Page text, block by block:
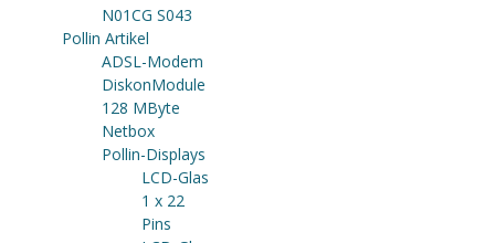
N01CG S043
Pollin Artikel
ADSL-Modem
DiskonModule
128 MByte
Netbox
Pollin-Displays
LCD-Glas
1 x 22
Pins